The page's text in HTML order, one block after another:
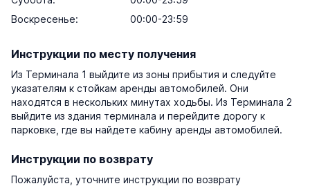
Воскресенье: 00:00-23:59
Инструкции по месту получения
Из Терминала 1 выйдите из зоны прибытия и следуйте
указателям к стойкам аренды автомобилей. Они
находятся в нескольких минутах ходьбы. Из Терминала 2
выйдите из здания терминала и перейдите дорогу к
парковке, где вы найдете кабину аренды автомобилей.
Инструкции по возврату
Пожалуйста, уточните инструкции по возврату